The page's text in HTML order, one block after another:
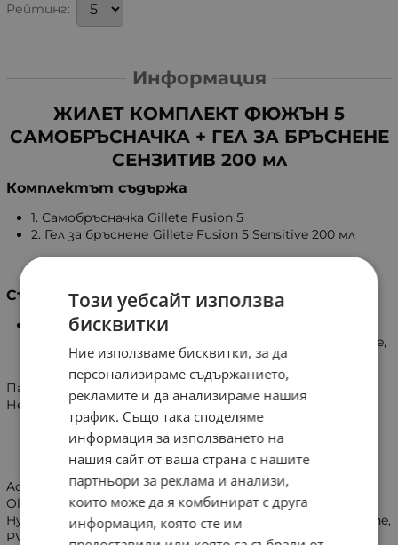
Рейтинг:
Информация
ЖИЛЕТ КОМПЛЕКТ ФЮЖЪН 5
САМОБРЪСНАЧКА + ГЕЛ ЗА БРЪСНЕНЕ
СЕНЗИТИВ 200 мл
Комплектът съдържа
1. Самобръсначка Gillete Fusion 5
2. Гел за бръснене Gillete Fusion 5 Sensitive 200 мл
Състав на овлажняваща лента
PEG-115M, PEG-7M, PEG-100, Silica, Tocopheryl Acetate,
Pentaerythrityl Tetra-Di-t-Butyl Hydroxyhydrocinnamate,
Tris(Di-t-Butyl)Phosphite, BHT.
Пазете далеч от деца
Не бършете ножчетата.
2. Гел за бръснене Gillete Fusion 5
Sensitive 200 мл
Aqua, Palmitic Acid, Triethanolamine, Isopentane, Glyceryl
Oleate, Stearic Acid, Glycerin, Isobutane, Sorbitol, Parfum,
Hydroxyethylcellulose, PEG-45M, Menthol, Linalool, Limonene,
PVM/MA Copolymer, Glyceryl Acrylate/Acrylic Acid
Този уебсайт използва
бисквитки
Ние използваме бисквитки, за да
персонализираме съдържанието,
рекламите и да анализираме нашия
трафик. Също така споделяме
информация за използването на
нашия сайт от ваша страна с нашите
партньори за реклама и анализи,
които може да я комбинират с друга
информация, която сте им